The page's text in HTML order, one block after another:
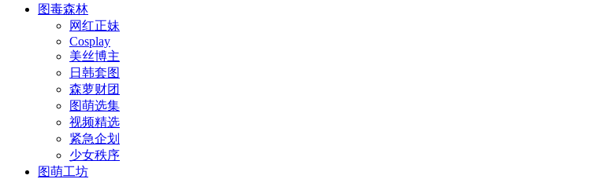
图毒森林
网红正妹
Cosplay
美丝博主
日韩套图
森萝财团
图萌选集
视频精选
紧急企划
少女秩序
图萌工坊